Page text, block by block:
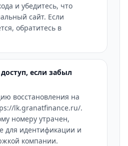
и убедитесь, что
сайт. Если
обратитесь в
если забыл
восстановления на
lk.granatfinance.ru/.
номеру утрачен,
для идентификации и
компании.